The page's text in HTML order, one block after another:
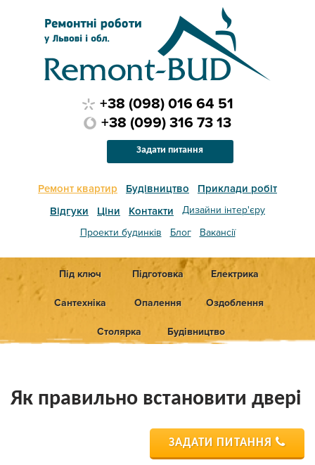
Ремонт квартир Будівництво
Приклади робіт
Відгуки
Ціни Контакти
Дизайни інтер'єру
Проекти будинків
Блог Вакансії
+38 (098) 016 64 51
+38 (099) 316 73 13
Задати питання
Під ключ Підготовка Електрика
Сантехніка Опалення Оздоблення
Столярка Будівництво
Як правильно встановити двері
ЗАДАТИ ПИТАННЯ